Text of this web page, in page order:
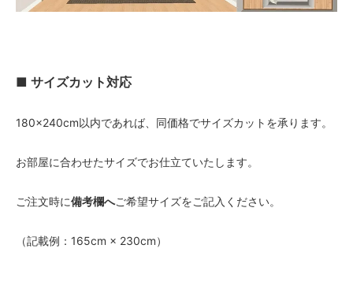
■ サイズカット対応
180×240cm以内であれば、同価格でサイズカットを承ります。
お部屋に合わせたサイズでお仕立ていたします。
ご注文時に備考欄へご希望サイズをご記入ください。
（記載例：165cm × 230cm）